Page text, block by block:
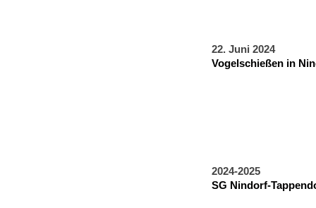
22. Juni 2024
Vogelschießen in
2024-2025
SG Nindorf-